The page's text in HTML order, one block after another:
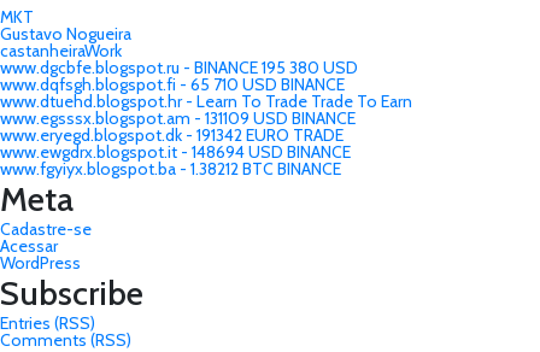
MKT
Gustavo Nogueira
castanheiraWork
www.dgcbfe.blogspot.ru - BINANCE 195 380 USD
www.dqfsgh.blogspot.fi - 65 710 USD BINANCE
www.dtuehd.blogspot.hr - Learn To Trade Trade To Earn
www.egsssx.blogspot.am - 131109 USD BINANCE
www.eryegd.blogspot.dk - 191342 EURO TRADE
www.ewgdrx.blogspot.it - 148694 USD BINANCE
www.fgyiyx.blogspot.ba - 1.38212 BTC BINANCE
Meta
Cadastre-se
Acessar
WordPress
Subscribe
Entries (RSS)
Comments (RSS)